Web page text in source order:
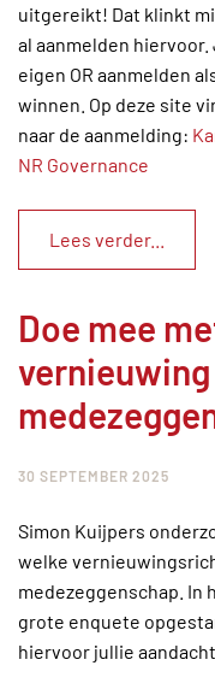
uitgereikt! Dat klinkt
al aanmelden hiervoor.
eigen OR aanmelden
winnen. Op deze site
naar de aanmelding:
NR Governance
Lees verder...
Doe mee
30 SEPTEMBER 2025
Simon Kuijpers
welke
medezeggenschap. In
grote enquete
hiervoor jullie